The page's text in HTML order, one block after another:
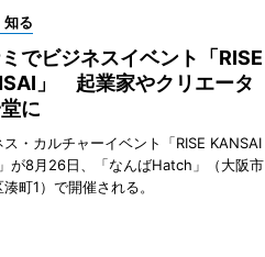
知る
ミでビジネスイベント「RISE
」 起業家やクリエータ
に
ス・カルチャーイベント「RISE KANSAI
が8月26日、「なんばHatch」（大阪市
町1）で開催される。